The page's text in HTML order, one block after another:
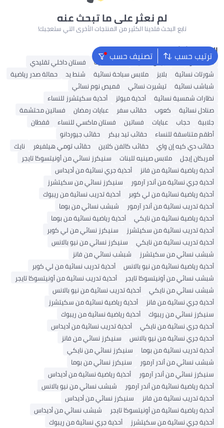
لم نعثر على ما تبحث عنه
تابع البحث فلدينا الكثير من المنتجات الأخرى التي ستعجبك!
ترتيب حسب تصنيف حسب البحث الشائع
شنط ألدو شنط جيس نسائية شنط نسائية
فستان داخلي تقليدي
شورتات نسائية
بلايز ملابس سباحة نسائية شنط يد
حمالة صدر رياضية
شباشب نسائية
تيشيرت نسائي
قميص نوم نسائي
نظارات شمسية نسائية
أحذية ميولز
أحذية سكيتشرز للنساء
صنادل نسائية
كعوب حقائب سفر عبايات رمضان
فساتين محتشمة
جلابية
حجاب عبايات فساتين فستان ماكسي للنساء
قفطان
أطقم متناسقة للنساء
حقائب تيد بيكر
حقائب جيوردانو
حقائب دي كيه إن واي
حقائب كالفن كلاين حقائب تومي هيلفيغر
نايك
أمريكان إيجل
ملابس صينيه للبنات
سنيكرز نسائي من أونيتسوكا تايجر
أحذية رياضية نسائية من فانز
أحذية جري نسائية من أديداس
أحذية جري نسائية من أندر آرمور
سنيكرز نسائي من سكيتشرز
أحذية رياضية نسائية من لي كوبر
أحذية تدريب نسائية من ريبوك
أحذية تدريب نسائية من أندر آرمور
شبشب نسائي من بوما
أحذية رياضية نسائية من نايكي
أحذية رياضية نسائية من بوما
أحذية تدريب نسائية من سكيتشرز
سنيكرز نسائي من لي كوبر
أحذية تدريب نسائية من نايكي
سنيكرز نسائي من نيو بالانس
شبشب نسائي من سكيتشرز
شبشب نسائي من فانز
أحذية رياضية نسائية من نيو بالانس
أحذية تدريب نسائية من لي كوبر
شبشب نسائي من أونيتسوكا تايجر
أحذية تدريب نسائية من أونيتسوكا تايجر
شبشب نسائي من نايكي
أحذية تدريب نسائية من نيو بالانس
أحذية جري نسائية من فانز
أحذية رياضية نسائية من سكيتشرز
سنيكرز نسائي من ريبوك
أحذية رياضية نسائية من ريبوك
أحذية جري نسائية من نايكي
أحذية تدريب نسائية من أديداس
أحذية جري نسائية من نيو بالانس
سنيكرز نسائي من فانز
أحذية تدريب نسائية من بوما
سنيكرز نسائي من نايكي
شبشب نسائي من أندر آرمور
سنيكرز نسائي من بوما
سنيكرز نسائي من أندر آرمور
أحذية رياضية نسائية من أديداس
أحذية رياضية نسائية من أندر آرمور
شبشب نسائي من نيو بالانس
أحذية تدريب نسائية من فانز
سنيكرز نسائي من أديداس
أحذية رياضية نسائية من أونيتسوكا تايجر
شبشب نسائي من أديداس
أحذية جري نسائية من سكيتشرز
أحذية جري نسائية من ريبوك